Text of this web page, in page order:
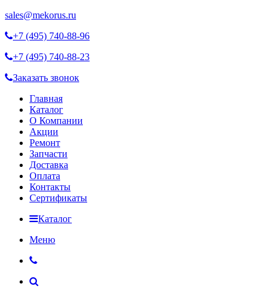
sales@mekorus.ru
+7 (495) 740-88-96
+7 (495) 740-88-23
Заказать звонок
Главная
Каталог
О Компании
Акции
Ремонт
Запчасти
Доставка
Оплата
Контакты
Сертификаты
Каталог
Меню